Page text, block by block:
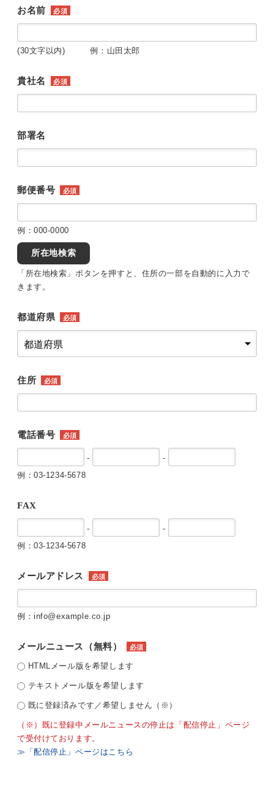
お名前 必須
(30文字以内) 例：山田太郎
貴社名 必須
部署名
郵便番号 必須
例：000-0000
所在地検索
「所在地検索」ボタンを押すと、住所の一部を自動的に入力で
きます。
都道府県 必須
住所 必須
電話番号 必須
-
-
例：03-1234-5678
FAX
-
-
例：03-1234-5678
メールアドレス 必須
例：info@example.co.jp
メールニュース（無料） 必須
HTMLメール版を希望します
テキストメール版を希望します
既に登録済みです／希望しません（※）
（※）既に登録中メールニュースの停止は「配信停止」ページ
で受付けております。
≫「配信停止」ページはこちら